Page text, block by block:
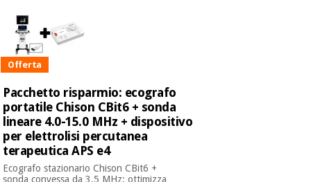
Offerta
Pacchetto risparmio: ecografo
portatile Chison CBit6 + sonda
lineare 4.0-15.0 MHz + dispositivo
per elettrolisi percutanea
terapeutica APS e4
Ecografo stazionario Chison CBit6 +
sonda convessa da 3,5 MHz: ottimizza